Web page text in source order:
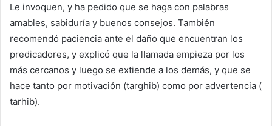
Le invoquen, y ha pedido que se haga con palabras
amables, sabiduría y buenos consejos. También
recomendó paciencia ante el daño que encuentran los
predicadores, y explicó que la llamada empieza por los
más cercanos y luego se extiende a los demás, y que se
hace tanto por motivación (targhib) como por advertencia (
tarhib).